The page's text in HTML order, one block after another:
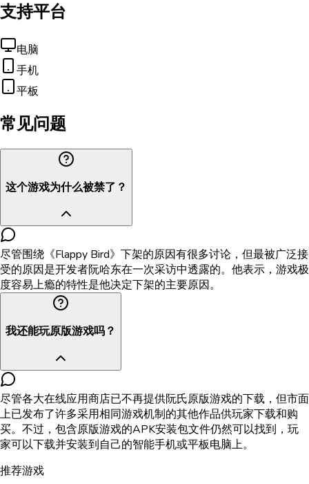
支持平台
电脑
手机
平板
常见问题
这个游戏为什么被禁了？
尽管围绕《Flappy Bird》下架的原因有很多讨论，但最被广泛接
受的原因是开发者阮哈东在一次采访中透露的。他表示，游戏极
度容易上瘾的特性是他决定下架的主要原因。
我还能玩原版游戏吗？
尽管各大在线应用商店已不再提供阮氏原版游戏的下载，但市面
上已发布了许多采用相同游戏机制的其他作品供玩家下载和购
买。不过，包含原版游戏的APK安装包文件仍然可以找到，玩
家可以下载并安装到自己的智能手机或平板电脑上。
推荐游戏